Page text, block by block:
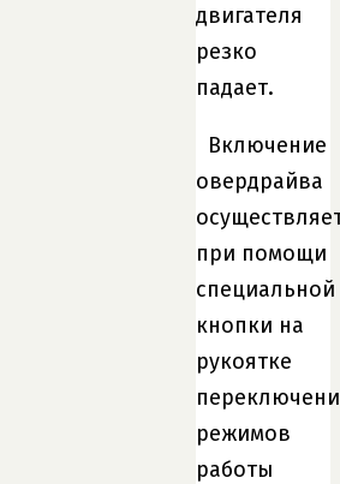
двигателя
резко
падает.
Включение
овердрайва
при помощи
специальной
кнопки на
рукоятке
режимов
работы